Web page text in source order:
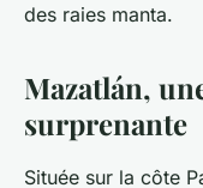
des raies manta.
Mazatlán,
surprenante
Située sur la côte